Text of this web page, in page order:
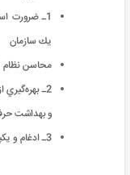
1ـ ضرورت
يك سازمان
محاسن نظام OHSAS18001 براي كاركنان
2ـ
و بهداشت
3ـ ادغام و